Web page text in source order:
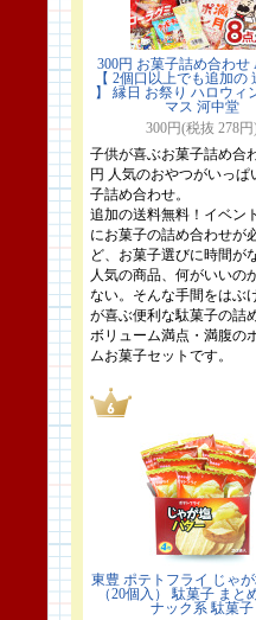
300円 お菓子詰め合わせ
【 2個口以上でも追加の
】 縁日 お祭り ハロウィ
マス 河中堂
300円(税抜 278円
子供が喜ぶお菓子詰め合
円 人気のおやつがいっぱ
子詰め合わせ。
追加の送料無料！イベン
にお菓子の詰め合わせが
ど、お菓子選びに時間が
人気の商品、何がいいの
ない。そんな手間をはぶ
が喜ぶ便利な駄菓子の詰
ボリューム満点・満腹の
ムお菓子セットです。
東豊 ポテトフライ じゃ
（20個入） 駄菓子 まと
ナック系 駄菓子